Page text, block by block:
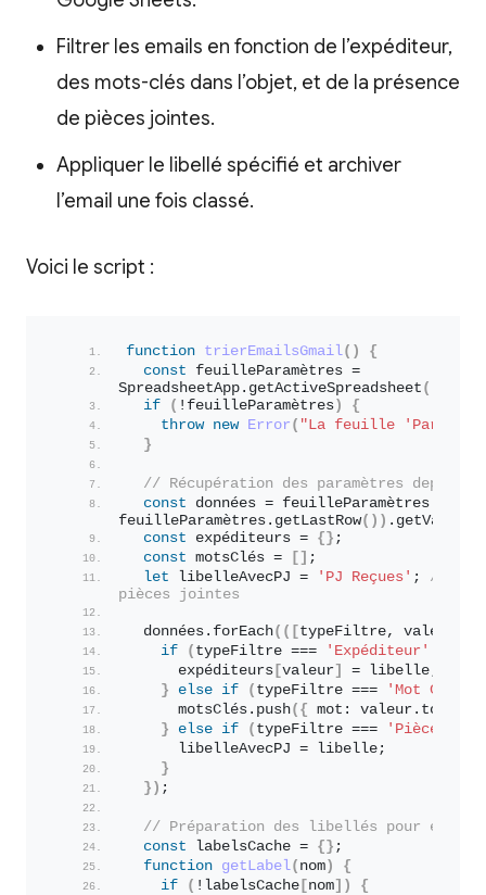
Filtrer les emails en fonction de l’expéditeur,
des mots-clés dans l’objet, et de la présence
de pièces jointes.
Appliquer le libellé spécifié et archiver
l’email une fois classé.
Voici le script :
function trierEmailsGmail( )
{
const feuilleParamètres =
SpreadsheetApp. getActiveSpreadsheet (
if
( !feuilleParamètres )
{
throw new Error ( "La feuille
}
// Récupération des paramètres
const données = feuilleParamètres.
feuilleParamètres. getLastRow( ) ) . getValues
const expéditeurs = { } ;
const motsClés = [ ] ;
let libelleAvecPJ = 'PJ Reçues' ; //
pièces jointes
  données.
forEach( ( [ typeFiltre, valeur,
if
( typeFiltre === 'Expéditeur'
      expéditeurs
[valeur]
= libelle;
}
else if ( typeFiltre === 'Mot Clé'
      motsClés.
push( { mot: valeur.
}
else if ( typeFiltre ===
'Pièce
      libelleAvecPJ = libelle;
}
} ) ;
// Préparation des libellés pour éviter
const labelsCache = { } ;
function getLabel( nom )
{
if
( !labelsCache [ nom] )
{